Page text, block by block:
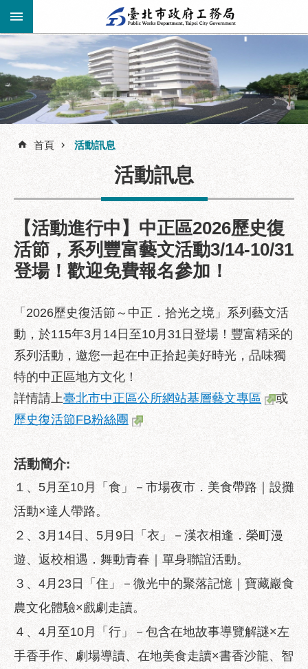
跳到主要內容區塊
進
階
搜
公
告
資
訊
服
機
關
介
業
務
訊
政
府
資
開
優
良
事
蹟
音
專
區
性
別
首頁 活動訊息
活動訊息
【活動進行中】中正區2026歷史復
活節，系列豐富藝文活動3/14-10/31
登場！歡迎免費報名參加！
「2026歷史復活節～中正．拾光之境」系列藝文活
動，於115年3月14日至10月31日登場！豐富精采的
系列活動，邀您一起在中正拾起美好時光，品味獨
特的中正區地方文化！
詳情請上臺北市中正區公所網站基層藝文專區
或
歷史復活節FB粉絲團
活動簡介:
１、5月至10月「食」－市場夜市．美食帶路｜設攤
活動×達人帶路。
２、3月14日、5月9日「衣」－漢衣相逢．榮町漫
遊、返校相遇．舞動青春｜單身聯誼活動。
３、4月23日「住」－微光中的聚落記憶｜寶藏巖食
農文化體驗×戲劇走讀。
４、4月至10月「行」－包含在地故事導覽解謎×左
手香手作、劇場導讀、在地美食走讀×書香沙龍、智